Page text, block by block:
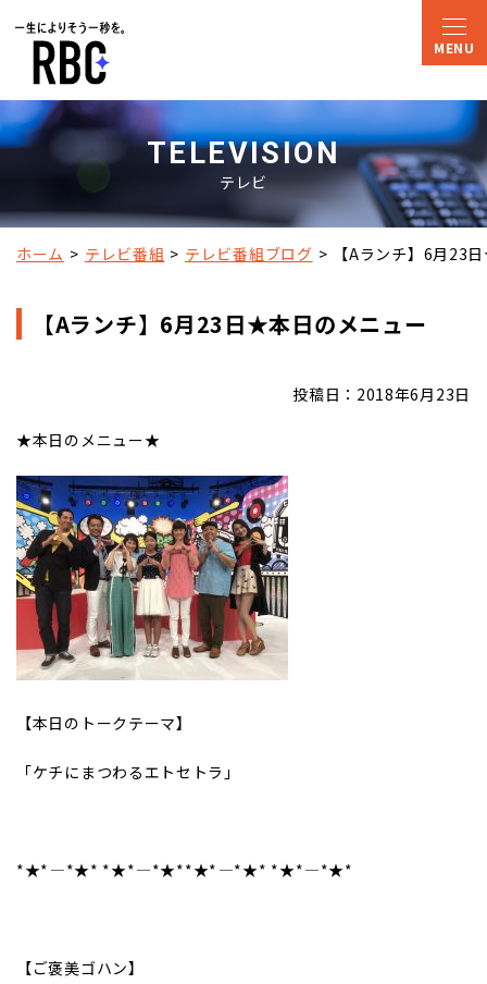
TELEVISION
テレビ
ホーム テレビ番組 テレビ番組ブログ 【Aランチ】6月23
【Aランチ】6月23日★本日のメニュー
投稿日：2018年6月23日
★本日のメニュー★
【本日のトークテーマ】
「ケチにまつわるエトセトラ」
*★*――――*★* *★*――――*★**★*――――*★* *★*――――*★*
【ご褒美ゴハン】